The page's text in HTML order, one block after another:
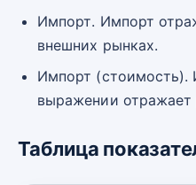
Импорт. Импорт
внешних рынках.
Импорт (стоимость).
выражении отражает
Таблица